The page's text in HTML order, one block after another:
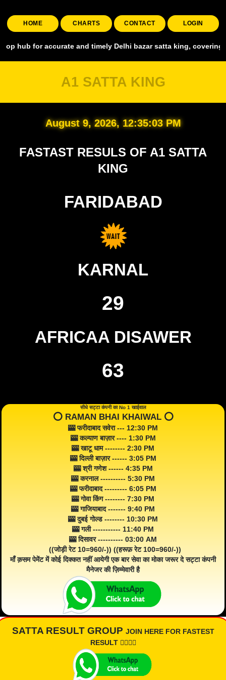
HOME CHARTS CONTACT LOGIN
accurate and timely Delhi bazar satta king, covering all major
A1 SATTA KING
August 9, 2026, 12:35:04 PM
FASTAST RESULS OF A1 SATTA
KING
FARIDABAD
KARNAL
29
AFRICAA DISAWER
63
सीधे सट्टा कंपनी का No 1 खाईवाल
⭕️ RAMAN BHAI KHAIWAL ⭕️
🎰 फरीदाबाद सवेरा --- 12:30 PM
🎰 कल्याण बाज़ार ---- 1:30 PM
🎰 खाटू धाम -------- 2:30 PM
🎰 दिल्ली बाज़ार ------ 3:05 PM
🎰 श्री गणेश ------ 4:35 PM
🎰 करनाल ---------- 5:30 PM
🎰 फरीदाबाद --------- 6:05 PM
🎰 गोवा किंग -------- 7:30 PM
🎰 गाजियाबाद ------- 9:40 PM
🎰 दुबई गोल्ड -------- 10:30 PM
🎰 गली ----------- 11:40 PM
🎰 दिसावर ---------- 03:00 AM
((जोड़ी रेट 10=960/-)) ((हरूफ़ रेट 100=960/-))
माँ क़सम पेमेंट में कोई दिक्कत नहीं आयेगी एक बार सेवा का मोका जरूर दे सट्टा कंपनी
मैनेजर की ज़िम्मेवारी है
SATTA RESULT GROUP JOIN HERE FOR FASTEST
RESULT 👇🏾👇🏾